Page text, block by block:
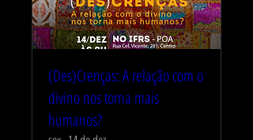
(Des)Crenças: A relação com o
divino nos torna mais
humanos?